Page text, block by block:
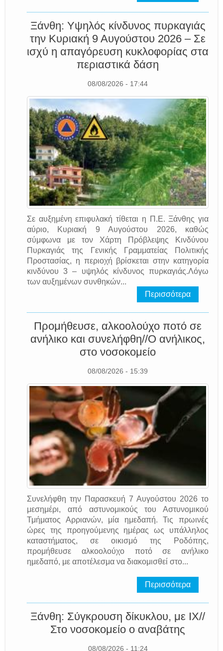
Ξάνθη: Υψηλός κίνδυνος πυρκαγιάς
την Κυριακή 9 Αυγούστου 2026 – Σε
ισχύ η απαγόρευση κυκλοφορίας στα
περιαστικά δάση
08/08/2026 - 17:44
Σε αυξημένη επιφυλακή τίθεται η Π.Ε. Ξάνθης για
αύριο, Κυριακή 9 Αυγούστου 2026, καθώς
σύμφωνα με τον Χάρτη Πρόβλεψης Κινδύνου
Πυρκαγιάς της Γενικής Γραμματείας Πολιτικής
Προστασίας, η περιοχή βρίσκεται στην κατηγορία
κινδύνου 3 – υψηλός κίνδυνος πυρκαγιάς.Λόγω
των αυξημένων συνθηκών...
Περισσότερα
Προμήθευσε, αλκοολούχο ποτό σε
ανήλικο και συνελήφθη//Ο ανήλικος,
στο νοσοκομείο
08/08/2026 - 15:39
Συνελήφθη την Παρασκευή 7 Αυγούστου 2026 το
μεσημέρι, από αστυνομικούς του Αστυνομικού
Τμήματος Αρριανών, μία ημεδαπή. Τις πρωινές
ώρες της προηγούμενης ημέρας ως υπάλληλος
καταστήματος, σε οικισμό της Ροδόπης,
προμήθευσε αλκοολούχο ποτό σε ανήλικο
ημεδαπό, με αποτέλεσμα να διακομισθεί στο...
Περισσότερα
Ξάνθη: Σύγκρουση δίκυκλου, με ΙΧ//
Στο νοσοκομείο ο αναβάτης
08/08/2026 - 11:24